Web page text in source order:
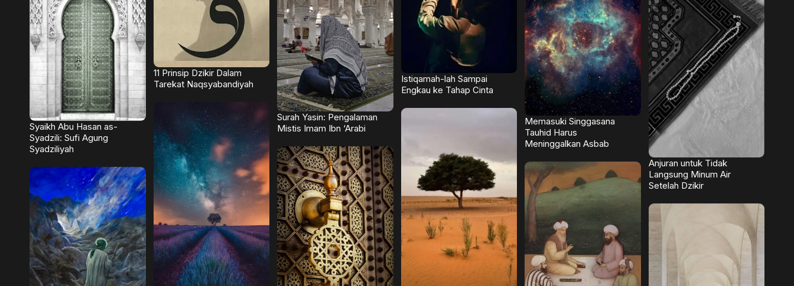
Syaikh Abu Hasan as-
Syadzili: Sufi Agung
Syadziliyah
11 Prinsip Dzikir Dalam
Tarekat Naqsyabandiyah
Surah Yasin: Pengalaman
Mistis Imam Ibn ‘Arabi
Istiqamah-lah Sampai
Engkau ke Tahap Cinta
Memasuki Singgasana
Tauhid Harus
Meninggalkan Asbab
Anjuran untuk Tidak
Langsung Minum Air
Setelah Dzikir